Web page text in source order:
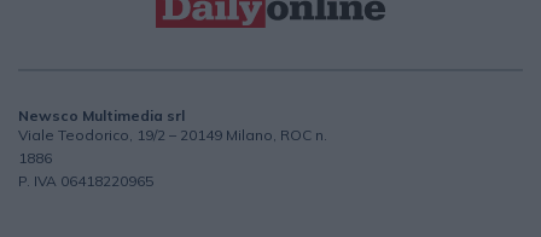
Newsco Multimedia srl
Viale Teodorico, 19/2 – 20149 Milano, ROC n.
1886
P. IVA 06418220965